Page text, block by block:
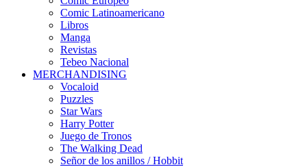
Comic Latinoamericano
Libros
Manga
Revistas
Tebeo Nacional
MERCHANDISING
Vocaloid
Puzzles
Star Wars
Harry Potter
Juego de Tronos
The Walking Dead
Señor de los anillos / Hobbit